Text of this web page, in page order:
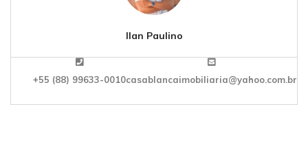
Ilan Paulino
+55 (88) 99633-0010casablancaimobiliaria@yahoo.com.br